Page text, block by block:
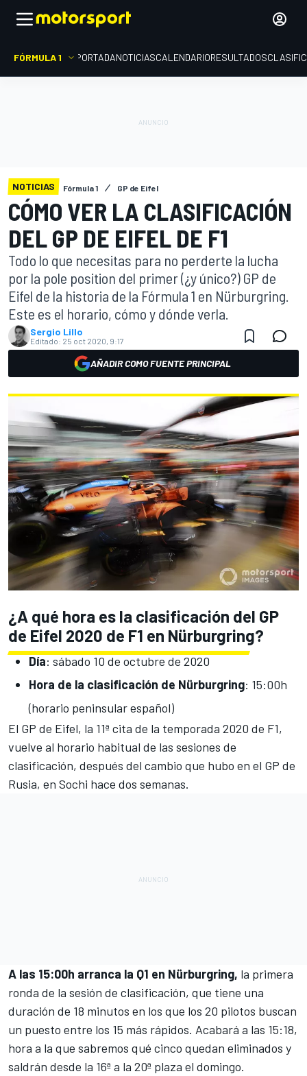
FÓRMULA 1 PORTADANOTICIASCALENDARIORESULTADOS
NOTICIAS Fórmula 1 GP de Eifel
CÓMO VER LA CLASIFICACIÓN
DEL GP DE EIFEL DE F1
Todo lo que necesitas para no perderte la lucha
por la pole position del primer (¿y único?) GP de
Eifel de la historia de la Fórmula 1 en Nürburgring.
Este es el horario, cómo y dónde verla.
Sergio Lillo
Editado: 25 oct 2020, 9:17
AÑADIR COMO FUENTE PRINCIPAL
¿A qué hora es la clasificación del GP
de Eifel 2020 de F1 en Nürburgring?
Día: sábado 10 de octubre de 2020
Hora de la clasificación de Nürburgring: 15:00h
(horario peninsular español)
El GP de Eifel, la 11ª cita de la temporada 2020 de F1,
vuelve al horario habitual de las sesiones de
clasificación, después del cambio que hubo en el GP de
Rusia, en Sochi hace dos semanas.
A las 15:00h arranca la Q1 en Nürburgring, la primera
ronda de la sesión de clasificación, que tiene una
duración de 18 minutos en los que los 20 pilotos buscan
un puesto entre los 15 más rápidos. Acabará a las 15:18,
hora a la que sabremos qué cinco quedan eliminados y
saldrán desde la 16ª a la 20ª plaza el domingo.